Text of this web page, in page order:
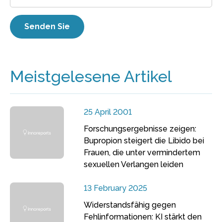
Meistgelesene Artikel
25 April 2001
Forschungsergebnisse zeigen:
Bupropion steigert die Libido bei
Frauen, die unter vermindertem
sexuellen Verlangen leiden
13 February 2025
Widerstandsfähig gegen
Fehlinformationen: KI stärkt den